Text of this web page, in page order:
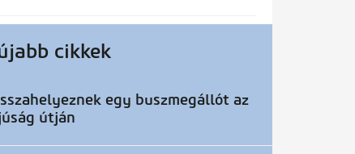
cikkek
egy buszmegállót az
útján